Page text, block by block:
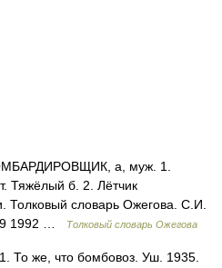
а, муж. 1.
Тяжёлый б. 2. Лётчик
Толковый словарь Ожегова. С.И.
1992 …
Толковый словарь Ожегова
То же, что бомбовоз. Уш. 1935.